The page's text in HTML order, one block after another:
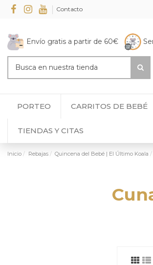
Contacto
Envío gratis a partir de 60€
PORTEO CARRITOS DE BEBÉ
TIENDAS Y CITAS
Inicio Rebajas Quincena del Bebé | El Último Koala